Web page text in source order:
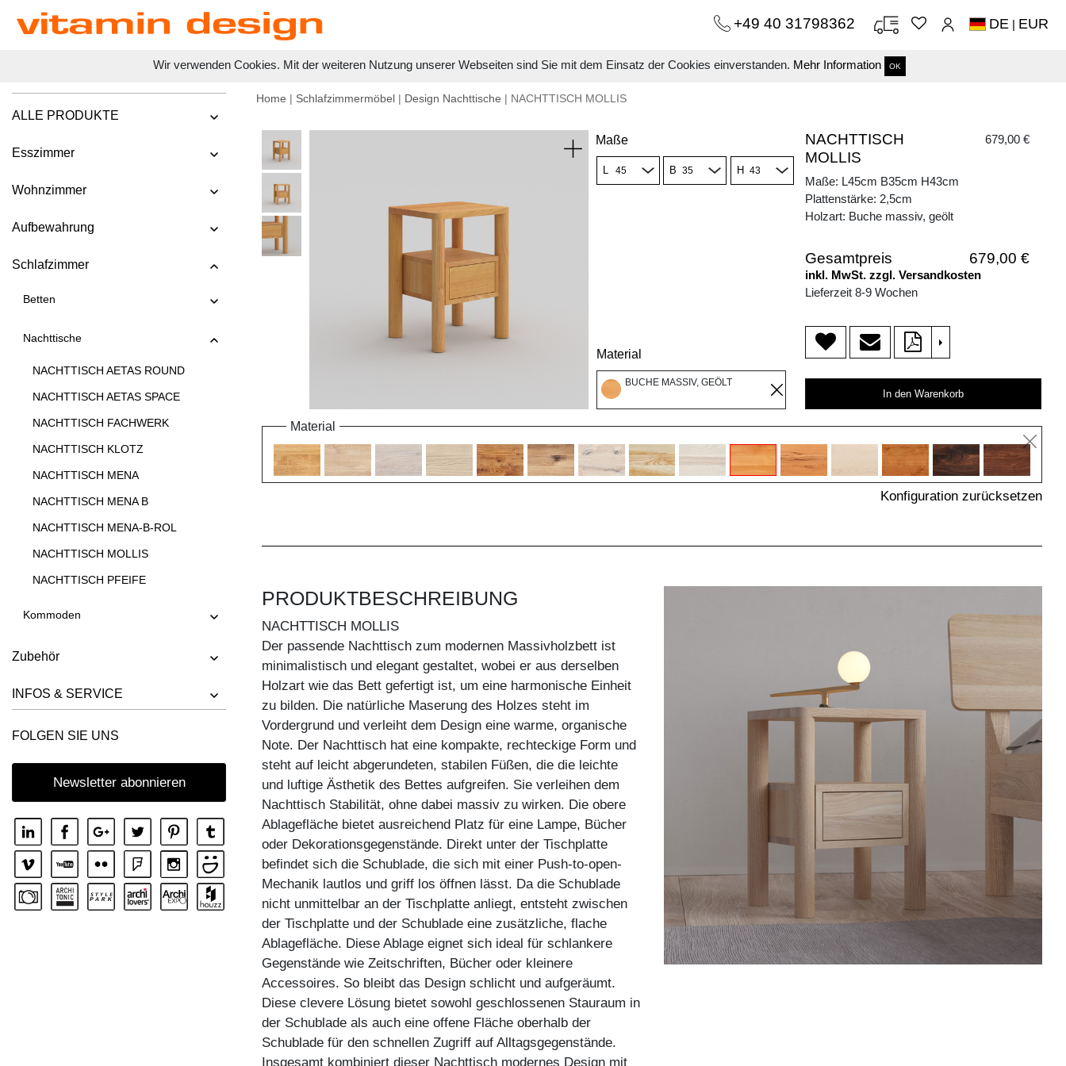
Wir verwenden Cookies. Mit der weiteren Nutzung unserer Webseiten sind Sie mit dem Einsatz der Cookies einverstanden. Mehr Information OK
+49 40 31798362 DE | EUR
ALLE PRODUKTE
Esszimmer
Wohnzimmer
Aufbewahrung
Schlafzimmer
Betten
Nachttische
NACHTTISCH AETAS ROUND
NACHTTISCH AETAS SPACE
NACHTTISCH FACHWERK
NACHTTISCH KLOTZ
NACHTTISCH MENA
NACHTTISCH MENA B
NACHTTISCH MENA-B-ROL
NACHTTISCH MOLLIS
NACHTTISCH PFEIFE
Kommoden
Zubehör
INFOS & SERVICE
FOLGEN SIE UNS
Newsletter abonnieren
Home | Schlafzimmermöbel | Design Nachttische | NACHTTISCH MOLLIS
Maße
L B H
Material
BUCHE MASSIV, GEÖLT
NACHTTISCH
MOLLIS
679,00 €
Maße: L45cm B35cm H43cm
Plattenstärke: 2,5cm
Holzart: Buche massiv, geölt
Gesamtpreis 679,00 €
inkl. MwSt. zzgl. Versandkosten
Lieferzeit 8-9 Wochen
>
In den Warenkorb
Material
Konfiguration zurücksetzen
PRODUKTBESCHREIBUNG
NACHTTISCH MOLLIS
Der passende Nachttisch zum modernen Massivholzbett ist
minimalistisch und elegant gestaltet, wobei er aus derselben
Holzart wie das Bett gefertigt ist, um eine harmonische Einheit
zu bilden. Die natürliche Maserung des Holzes steht im
Vordergrund und verleiht dem Design eine warme, organische
Note. Der Nachttisch hat eine kompakte, rechteckige Form und
steht auf leicht abgerundeten, stabilen Füßen, die die leichte
und luftige Ästhetik des Bettes aufgreifen. Sie verleihen dem
Nachttisch Stabilität, ohne dabei massiv zu wirken. Die obere
Ablagefläche bietet ausreichend Platz für eine Lampe, Bücher
oder Dekorationsgegenstände. Direkt unter der Tischplatte
befindet sich die Schublade, die sich mit einer Push-to-open-
Mechanik lautlos und griff los öffnen lässt. Da die Schublade
nicht unmittelbar an der Tischplatte anliegt, entsteht zwischen
der Tischplatte und der Schublade eine zusätzliche, flache
Ablagefläche. Diese Ablage eignet sich ideal für schlankere
Gegenstände wie Zeitschriften, Bücher oder kleinere
Accessoires. So bleibt das Design schlicht und aufgeräumt.
Diese clevere Lösung bietet sowohl geschlossenen Stauraum in
der Schublade als auch eine offene Fläche oberhalb der
Schublade für den schnellen Zugriff auf Alltagsgegenstände.
Insgesamt kombiniert dieser Nachttisch modernes Design mit